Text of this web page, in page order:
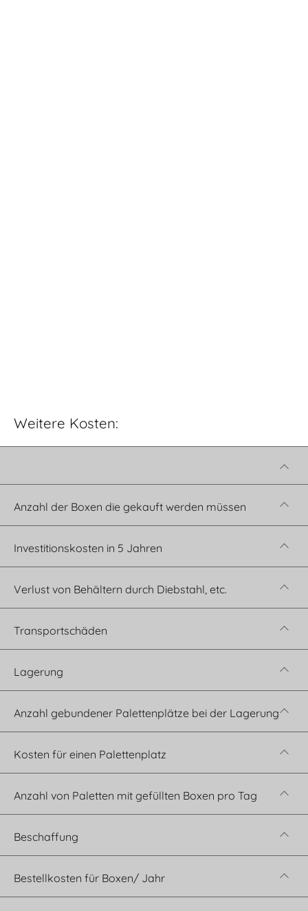
Weitere Kosten:
Anzahl der Boxen die gekauft werden müssen
Investitionskosten in 5 Jahren
Verlust von Behältern durch Diebstahl, etc.
Transportschäden
Lagerung
Anzahl gebundener Palettenplätze bei der Lagerung
Kosten für einen Palettenplatz
Anzahl von Paletten mit gefüllten Boxen pro Tag
Beschaffung
Bestellkosten für Boxen/ Jahr